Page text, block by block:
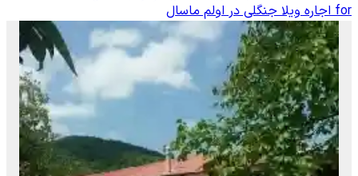
for اجاره ویلا جنگلی در اولم ماسال